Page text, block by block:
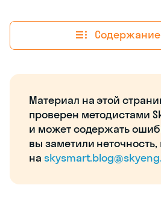
Содержание
Материал на этой
проверен методистами
и может содержать
вы заметили
на